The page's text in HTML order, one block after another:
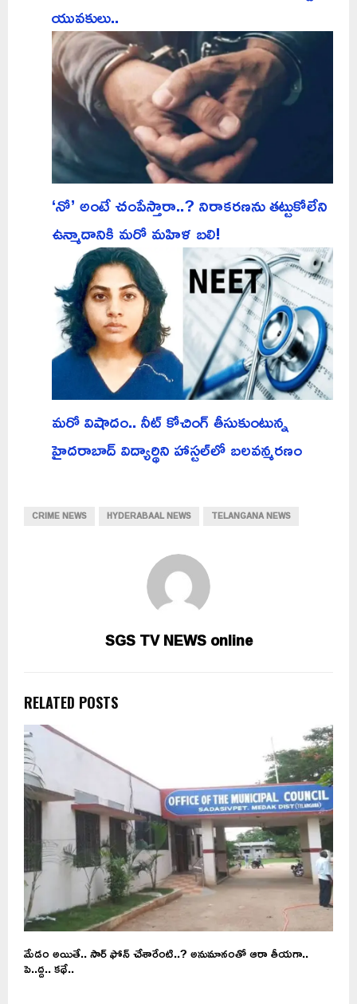
యువకులు..
‘నో’ అంటే చంపేస్తారా..? నిరాకరణను తట్టుకోలేని
ఉన్మాదానికి మరో మహిళ బలి!
మరో విషాదం.. నీట్ కోచింగ్ తీసుకుంటున్న
హైదరాబాద్ విద్యార్థిని హాస్టల్‌లో బలవన్మరణం
CRIME NEWS HYDERABAAL NEWS TELANGANA NEWS
SGS TV NEWS online
RELATED POSTS
మేడం అయితే.. సార్ ఫోన్ చేశారేంటి..? అనుమానంతో ఆరా తీయగా..
పె..ద్ద.. కథే..